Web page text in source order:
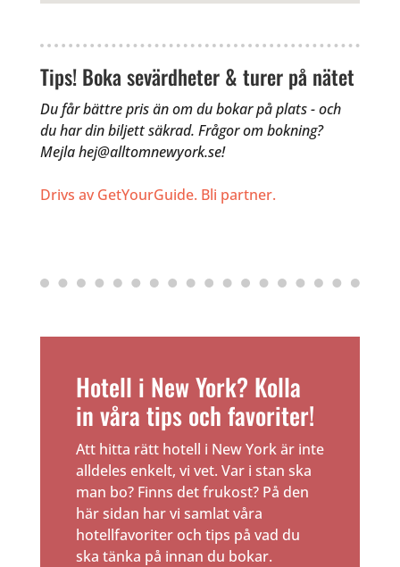
Tips! Boka sevärdheter & turer på nätet
Du får bättre pris än om du bokar på plats - och
du har din biljett säkrad. Frågor om bokning?
Mejla hej@alltomnewyork.se!
Drivs av GetYourGuide. Bli partner.
Hotell i New York? Kolla
in våra tips och favoriter!
Att hitta rätt hotell i New York är inte
alldeles enkelt, vi vet. Var i stan ska
man bo? Finns det frukost? På den
här sidan har vi samlat våra
hotellfavoriter och tips på vad du
ska tänka på innan du bokar.